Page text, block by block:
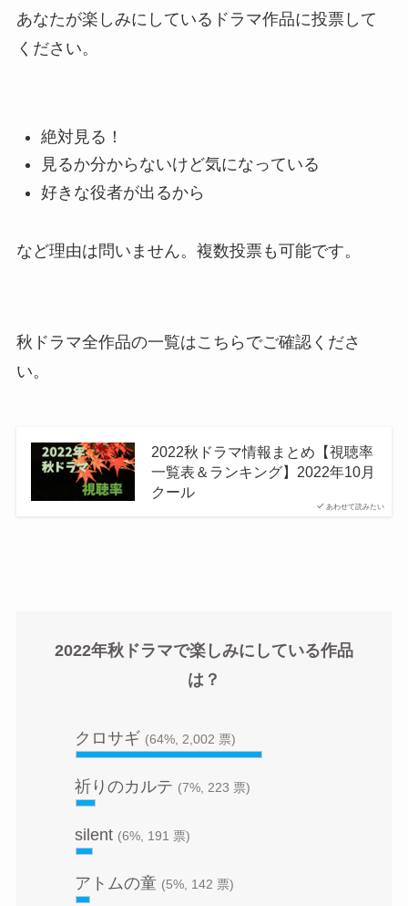
あなたが楽しみにしているドラマ作品に投票して
ください。
絶対見る！
見るか分からないけど気になっている
好きな役者が出るから
など理由は問いません。複数投票も可能です。
秋ドラマ全作品の一覧はこちらでご確認くださ
い。
あわせて読みたい
2022秋ドラマ情報まとめ【視聴率
一覧表＆ランキング】2022年10月
クール
2022年秋ドラマで楽しみにしている作品
は？
クロサギ (64%, 2,002 票)
祈りのカルテ (7%, 223 票)
silent (6%, 191 票)
アトムの童 (5%, 142 票)